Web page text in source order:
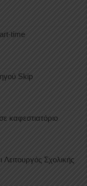
time
Skip
καφεστιατόριο
Λειτουργός Σχολικής